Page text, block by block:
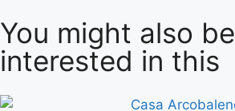
You might also be
interested in this